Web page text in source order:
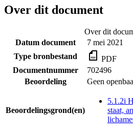
Over dit document
Over dit
Datum document
7 mei 2021
Type bronbestand
PDF
Documentnummer
702496
Beoordeling
Geen
Beoordelingsgrond(en)
5.1.2i
staat,